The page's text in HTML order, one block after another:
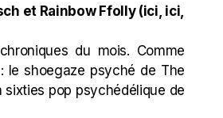
et Rainbow Ffolly (ici, ici,
du mois. Comme
le shoegaze psyché de The
sixties pop psychédélique de